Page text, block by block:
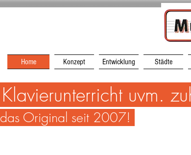
Home Konzept Entwicklung Städte
Klavierunterricht uvm.
das Original seit 2007!